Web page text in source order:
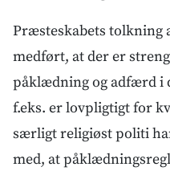
Præsteskabets tolkning
medført, at der er
påklædning og adfærd i
f.eks. er lovpligtigt for
særligt religiøst politi
med, at